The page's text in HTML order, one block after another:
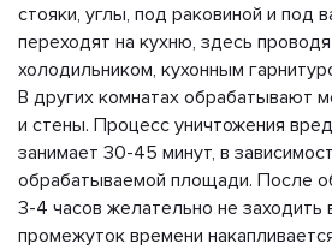
стояки, углы, под раковиной и под
переходят на кухню, здесь
холодильником, кухонным
В других комнатах обрабатывают
и стены. Процесс уничтожения
занимает 30-45 минут, в
обрабатываемой площади. После
3-4 часов желательно не заходить
промежуток времени